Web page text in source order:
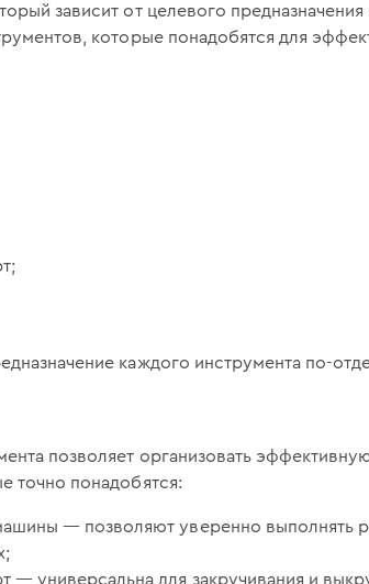
зависит от целевого
которые понадобятся для
каждого инструмента по-
позволяет организовать
точно понадобятся:
— позволяют уверенно выполнять
— универсальна для закручивания и